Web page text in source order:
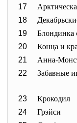
17
18
19
20
Конца и
21
Анна-
22
Забавные
23
Крокодил
24
Грэйси